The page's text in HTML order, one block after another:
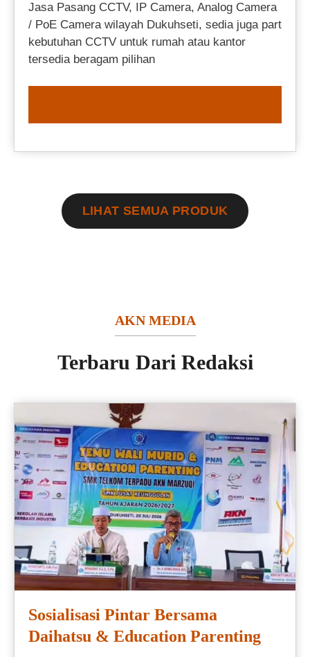
Jasa Pasang CCTV, IP Camera, Analog Camera
/ PoE Camera wilayah Dukuhseti, sedia juga part
kebutuhan CCTV untuk rumah atau kantor
tersedia beragam pilihan
LIHAT SEMUA PRODUK
AKN MEDIA
Terbaru Dari Redaksi
Sosialisasi Pintar Bersama
Daihatsu & Education Parenting